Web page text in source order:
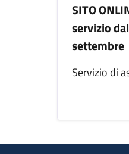
SITO
servizio
settembre
Servizio di